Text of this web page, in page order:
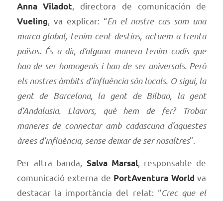
Anna Viladot , directora de comunicación de
Vueling , va explicar: “En el nostre cas som una
marca global, tenim cent destins, actuem a trenta
països. És a dir, d’alguna manera tenim codis que
han de ser homogenis i han de ser universals. Però
els nostres àmbits d’influència són locals. O sigui, la
gent de Barcelona, la gent de Bilbao, la gent
d’Andalusia. Llavors, què hem de fer? Trobar
maneres de connectar amb cadascuna d’aquestes
àrees d’influència, sense deixar de ser nosaltres”.
Per altra banda, Salva Marsal, responsable de
comunicació externa de PortAventura World va
destacar la importància del relat: “Crec que el